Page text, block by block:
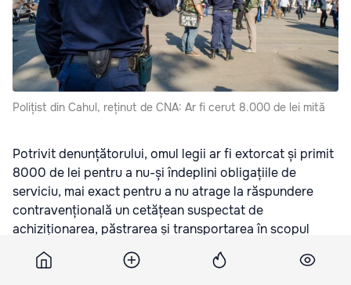
Polițist din Cahul, reținut de CNA: Ar fi cerut 8.000 de lei mită
Potrivit denunțătorului, omul legii ar fi extorcat și primit
8000 de lei pentru a nu-și îndeplini obligațiile de
serviciu, mai exact pentru a nuatrage la răspundere
contravențională un cetățean suspectat de
achiziționarea, păstrarea și transportarea în scopul
comercializării a 20 litri de băuturi alcoolice fără acte
de proveniență.